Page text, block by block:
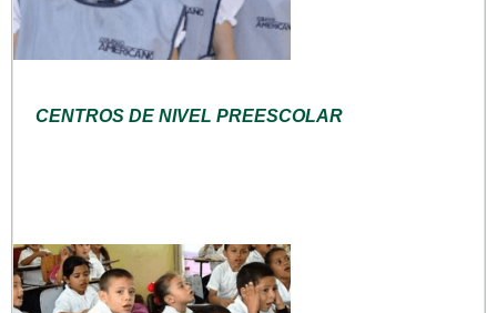
CENTROS DE NIVEL PREESCOLAR